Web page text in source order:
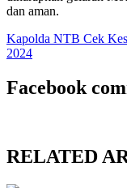
dan aman.
Kapolda NTB Cek
2024
Facebook
RELATED